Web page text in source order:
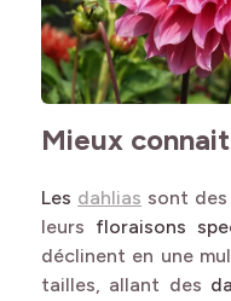
Mieux
Les dahlias sont des
leurs floraisons
déclinent en une
tailles, allant des